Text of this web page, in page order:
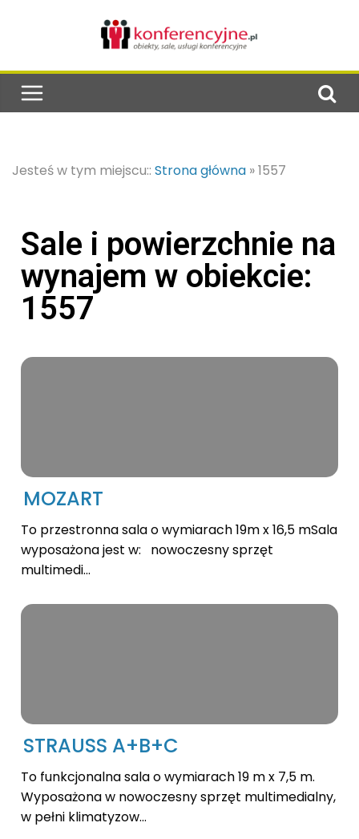
Jesteś w tym miejscu:: Strona główna »1557
Sale i powierzchnie na
wynajem w obiekcie:
1557
MOZART
To przestronna sala o wymiarach 19m x 16,5 mSala
wyposażona jest w: nowoczesny sprzęt
multimedi...
STRAUSS A+B+C
To funkcjonalna sala o wymiarach 19 m x 7,5 m.
Wyposażona w nowoczesny sprzęt multimedialny,
w pełni klimatyzow...